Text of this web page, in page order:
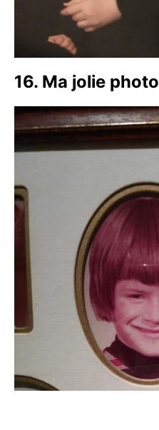
16. Ma jolie photo